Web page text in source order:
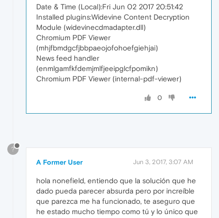
Date & Time (Local):Fri Jun 02 2017 20:51:42
Installed plugins:Widevine Content Decryption
Module (widevinecdmadapter.dll)
Chromium PDF Viewer
(mhjfbmdgcfjbbpaeojofohoefgiehjai)
News feed handler
(enmlgamfkfdemjmlfjeeipglcfpomikn)
Chromium PDF Viewer (internal-pdf-viewer)
0
?
A Former User Jun 3, 2017, 3:07 AM
hola nonefield, entiendo que la solución que he
dado pueda parecer absurda pero por increíble
que parezca me ha funcionado, te aseguro que
he estado mucho tiempo como tú y lo único que